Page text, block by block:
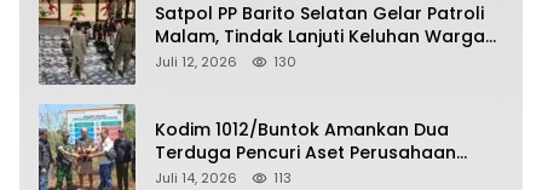
Satpol PP Barito Selatan Gelar Patroli
Malam, Tindak Lanjuti Keluhan Warga
soal Balap Liar dan Remaja Nongkrong
Juli 12, 2026 130
Kodim 1012/Buntok Amankan Dua
Terduga Pencuri Aset Perusahaan
Sitaan Satgas PKH, Satu Paket Diduga
Juli 14, 2026 113